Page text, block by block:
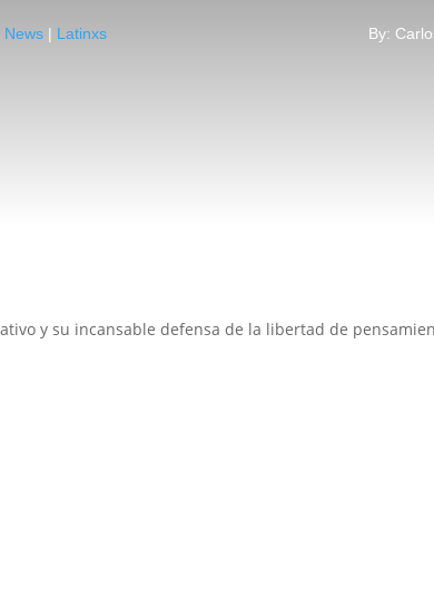
News | Latinxs By:
y su incansable defensa de la libertad de